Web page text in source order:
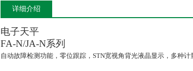
详细介绍
电子天平
FA-N/JA-N系列
自动故障检测功能，零位跟踪，STN宽视角背光液晶显示，多种